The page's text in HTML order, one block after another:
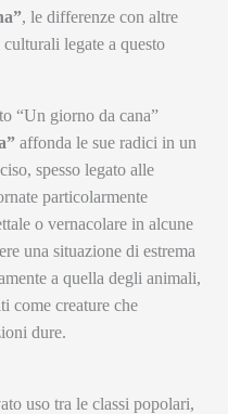
, le differenze con altre
legate a questo
“Un giorno da cana”
affonda le sue radici in un
spesso legato alle
particolarmente
o vernacolare in alcune
una situazione di estrema
a quella degli animali,
come creature che
dure.
uso tra le classi popolari,